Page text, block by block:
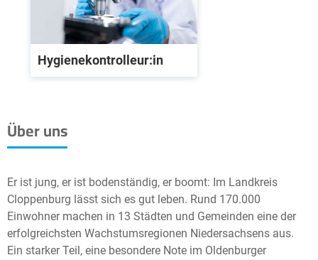
Hygienekontrolleur:in
Über uns
Er ist jung, er ist bodenständig, er boomt: Im Landkreis
Cloppenburg lässt sich es gut leben. Rund 170.000
Einwohner machen in 13 Städten und Gemeinden eine der
erfolgreichsten Wachstumsregionen Niedersachsens aus.
Ein starker Teil, eine besondere Note im Oldenburger